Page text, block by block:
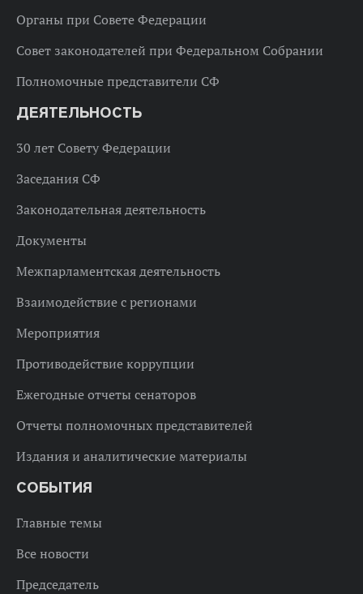
Органы при Совете Федерации
Совет законодателей при Федеральном Собрании
Полномочные представители СФ
ДЕЯТЕЛЬНОСТЬ
30 лет Совету Федерации
Заседания СФ
Законодательная деятельность
Документы
Межпарламентская деятельность
Взаимодействие с регионами
Мероприятия
Противодействие коррупции
Ежегодные отчеты сенаторов
Отчеты полномочных представителей
Издания и аналитические материалы
СОБЫТИЯ
Главные темы
Все новости
Председатель